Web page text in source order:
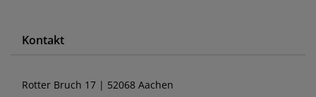
Kontakt
Rotter Bruch 17 | 52068 Aachen